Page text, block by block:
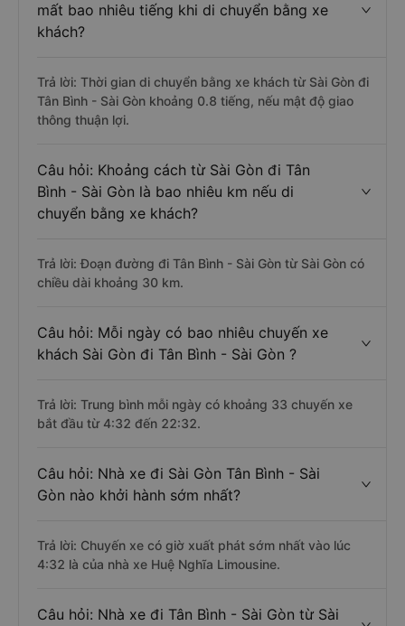
mất bao nhiêu tiếng khi di chuyển bằng xe
khách?
Trả lời: Thời gian di chuyển bằng xe khách từ Sài Gòn đi
Tân Bình - Sài Gòn khoảng 0.8 tiếng, nếu mật độ giao
thông thuận lợi.
Câu hỏi: Khoảng cách từ Sài Gòn đi Tân
Bình - Sài Gòn là bao nhiêu km nếu di
chuyển bằng xe khách?
Trả lời: Đoạn đường đi Tân Bình - Sài Gòn từ Sài Gòn có
chiều dài khoảng 30 km.
Câu hỏi: Mỗi ngày có bao nhiêu chuyến xe
khách Sài Gòn đi Tân Bình - Sài Gòn ?
Trả lời: Trung bình mỗi ngày có khoảng 33 chuyến xe
bắt đầu từ 4:32 đến 22:32.
Câu hỏi: Nhà xe đi Sài Gòn Tân Bình - Sài
Gòn nào khởi hành sớm nhất?
Trả lời: Chuyến xe có giờ xuất phát sớm nhất vào lúc
4:32 là của nhà xe Huệ Nghĩa Limousine.
Câu hỏi: Nhà xe đi Tân Bình - Sài Gòn từ Sài